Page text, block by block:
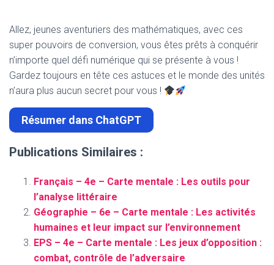
Allez, jeunes aventuriers des mathématiques, avec ces
super pouvoirs de conversion, vous êtes prêts à conquérir
n’importe quel défi numérique qui se présente à vous !
Gardez toujours en tête ces astuces et le monde des unités
n’aura plus aucun secret pour vous !
Résumer dans ChatGPT
Publications Similaires :
Français – 4e – Carte mentale : Les outils pour
l’analyse littéraire
Géographie – 6e – Carte mentale : Les activités
humaines et leur impact sur l’environnement
EPS – 4e – Carte mentale : Les jeux d’opposition :
combat, contrôle de l’adversaire